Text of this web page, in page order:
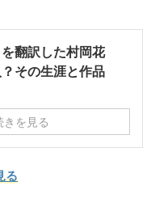
を翻訳した村岡花
その生涯と作品
きを見る
る